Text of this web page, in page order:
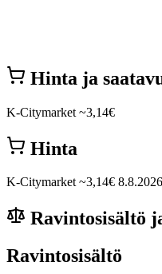
Hinta ja
K-Citymarket ~3,14€
Hinta
K-Citymarket ~3,14€ 8.8.2026
Ravintosisältö
Ravintosisältö